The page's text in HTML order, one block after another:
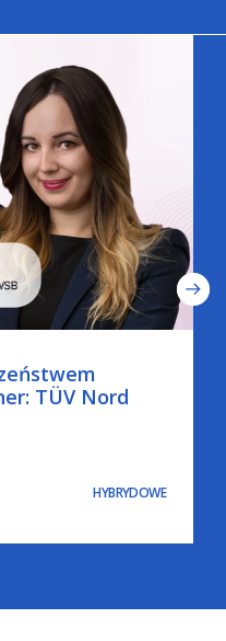
TÜV Nord
HYBRYDOWE